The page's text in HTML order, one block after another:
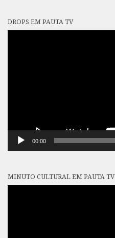
DROPS EM PAUTA TV
00:00
MINUTO CULTURAL EM PAUTA TV